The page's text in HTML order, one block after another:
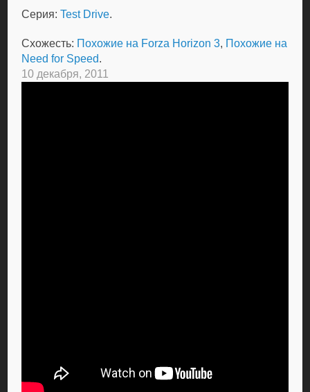
Серия:Test Drive.
Схожесть: Похожие на Forza Horizon 3, Похожие на
Need for Speed.
10 декабря, 2011